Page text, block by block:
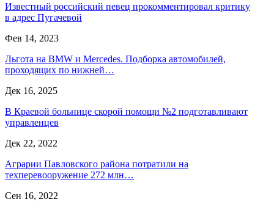
Известный российский певец прокомментировал критику
в адрес Пугачевой
Фев 14, 2023
Льгота на BMW и Mercedes. Подборка автомобилей,
проходящих по нижней…
Дек 16, 2025
В Краевой больнице скорой помощи №2 подготавливают
управленцев
Дек 22, 2022
Аграрии Павловского района потратили на
техперевооружение 272 млн…
Сен 16, 2022